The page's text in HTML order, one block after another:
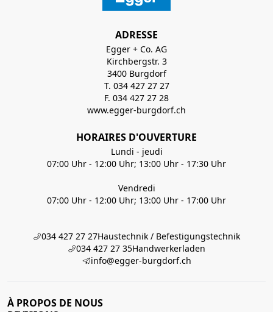
ADRESSE
Egger + Co. AG
Kirchbergstr. 3
3400 Burgdorf
T. 034 427 27 27
F. 034 427 27 28
www.egger-burgdorf.ch
HORAIRES D'OUVERTURE
Lundi - jeudi
07:00 Uhr - 12:00 Uhr; 13:00 Uhr - 17:30 Uhr
Vendredi
07:00 Uhr - 12:00 Uhr; 13:00 Uhr - 17:00 Uhr
034 427 27 27Haustechnik / Befestigungstechnik
034 427 27 35Handwerkerladen
info@egger-burgdorf.ch
À PROPOS DE NOUS